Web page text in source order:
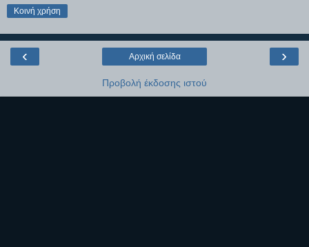
Κοινή χρήση
‹ ›
Αρχική σελίδα
Προβολή έκδοσης ιστού